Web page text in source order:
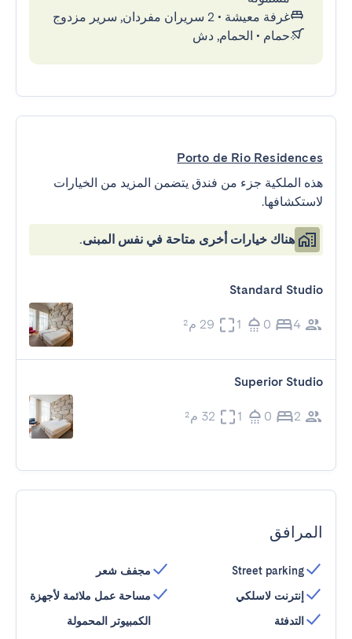
غرفة معيشة • 2 سريران مفردان, سرير مزدوج
حمام • الحمام, دش
Porto de Rio Residences
هذه الملكية جزء من فندق يتضمن المزيد من الخيارات
لاستكشافها.
هناك خيارات أخرى متاحة في نفس المبنى.
Standard Studio
4
0
1 29 م²
Superior Studio
2
0
1 32 م²
المرافق
Street parking
إنترنت لاسلكي
التدفئة
مجفف شعر
مساحة عمل ملائمة لأجهزة
الكمبيوتر المحمولة